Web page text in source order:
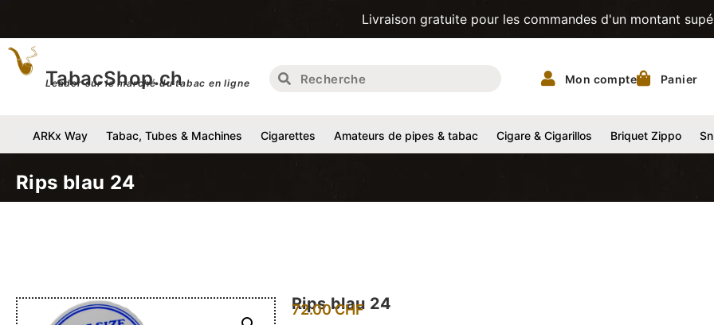
Livraison gratuite pour les commandes d'un montant supérieur à
TabacShop.ch
Leader sur le marché du tabac en ligne Mon compte Panier
ARKx Way Tabac, Tubes & Machines Cigarettes Amateurs de pipes & tabac Cigare & Cigarillos Briquet Zippo
Rips blau 24
Rips blau 24
72.00CHF